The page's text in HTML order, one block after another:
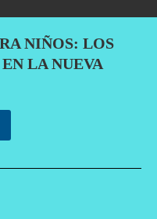
NIÑOS: LOS
LA NUEVA